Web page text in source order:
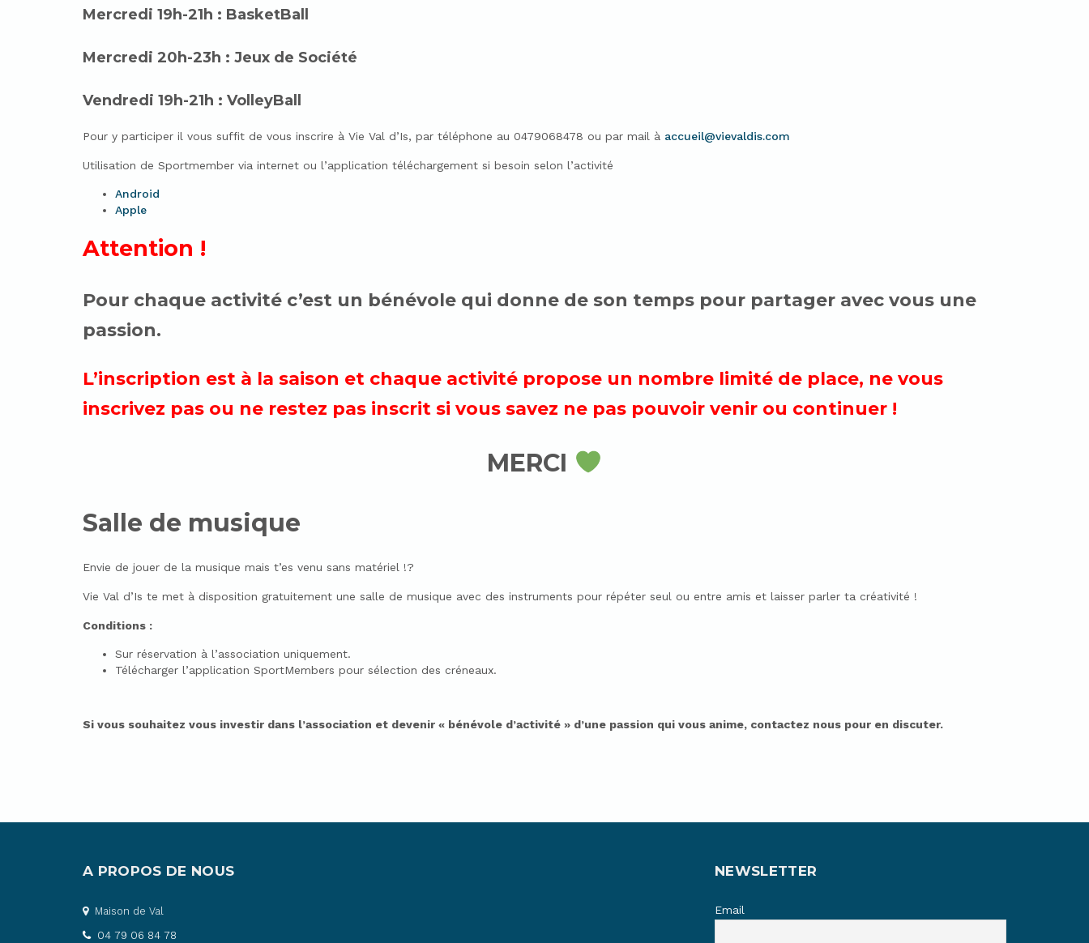
Mercredi 19h-21h : BasketBall
Mercredi 20h-23h : Jeux de Société
Vendredi 19h-21h : VolleyBall
Pour y participer il vous suffit de vous inscrire à Vie Val d’Is, par téléphone au 0479068478 ou par mail à accueil@vievaldis.com
Utilisation de Sportmember via internet ou l’application téléchargement si besoin selon l’activité
Android
Apple
Attention !
Pour chaque activité c’est un bénévole qui donne de son temps pour partager avec vous une
passion.
L’inscription est à la saison et chaque activité propose un nombre limité de place, ne vous
inscrivez pas ou ne restez pas inscrit si vous savez ne pas pouvoir venir ou continuer !
MERCI
Salle de musique
Envie de jouer de la musique mais t’es venu sans matériel !?
Vie Val d’Is te met à disposition gratuitement une salle de musique avec des instruments pour répéter seul ou entre amis et laisser parler ta créativité !
Conditions :
Sur réservation à l’association uniquement.
Télécharger l’application SportMembers pour sélection des créneaux.
Si vous souhaitez vous investir dans l’association et devenir « bénévole d’activité » d’une passion qui vous anime, contactez nous pour en discuter.
A PROPOS DE NOUS
Maison de Val
04 79 06 84 78
NEWSLETTER
Email